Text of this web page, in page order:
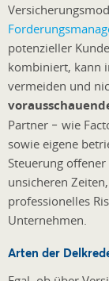
potenzieller
kombiniert, kann
vermeiden und
Partner − wie
sowie eigene
Steuerung
unsicheren
professionelles
Unternehmen.
Arten der